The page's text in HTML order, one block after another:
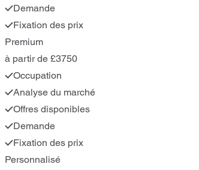
Demande
Fixation des prix
Premium
à partir de £3750
Occupation
Analyse du marché
Offres disponibles
Demande
Fixation des prix
Personnalisé